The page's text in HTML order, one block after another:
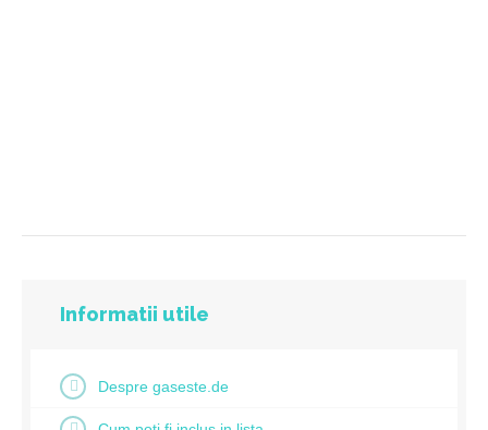
Informatii utile
Despre gaseste.de